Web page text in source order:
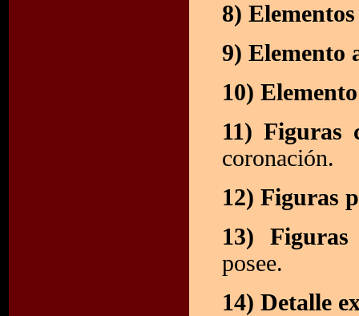
8)
9) Elemento
10)
11) Figuras
coronación.
12) Figuras
13)
posee.
14) Detalle